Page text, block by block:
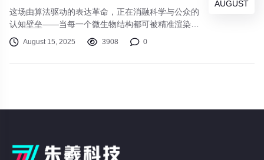
AUGUST
这场由算法驱动的表达革命，正在消融科学与公众的
认知壁垒——当每一个微生物结构都可被精准渲染，
每一篇论文都能自动转化为视频，知识的民主化从未
如此接近现实。
August 15, 2025 3908 0